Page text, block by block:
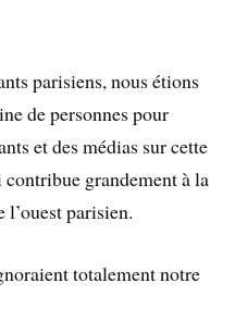
parisiens, nous étions
de personnes pour
et des médias sur cette
grandement à la
parisien.
totalement notre